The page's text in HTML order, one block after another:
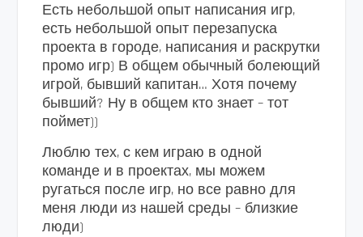
Есть небольшой опыт написания игр,
есть небольшой опыт перезапуска
проекта в городе, написания и раскрутки
промо игр) В общем обычный болеющий
игрой, бывший капитан… Хотя почему
бывший? Ну в общем кто знает – тот
поймет))
Люблю тех, с кем играю в одной
команде и в проектах, мы можем
ругаться после игр, но все равно для
меня люди из нашей среды – близкие
люди)